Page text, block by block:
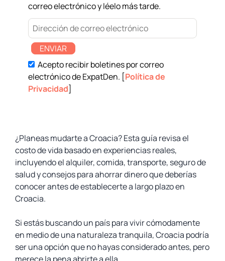
correo electrónico y léelo más tarde.
ENVIAR
Acepto recibir boletines por correo
electrónico de ExpatDen. [Política de
Privacidad]
¿Planeas mudarte a Croacia? Esta guía revisa el
costo de vida basado en experiencias reales,
incluyendo el alquiler, comida, transporte, seguro de
salud y consejos para ahorrar dinero que deberías
conocer antes de establecerte a largo plazo en
Croacia.
Si estás buscando un país para vivir cómodamente
en medio de una naturaleza tranquila, Croacia podría
ser una opción que no hayas considerado antes, pero